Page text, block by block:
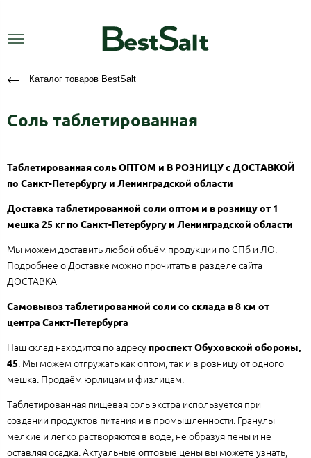
Каталог товаров BestSalt
Соль таблетированная
Таблетированная соль ОПТОМ и В РОЗНИЦУ с ДОСТАВКОЙ
по Санкт-Петербургу и Ленинградской области
Доставка таблетированной соли оптом и в розницу от 1
мешка 25 кг по Санкт-Петербургу и Ленинградской области
Мы можем доставить любой объём продукции по СПб и ЛО.
Подробнее о Доставке можно прочитать в разделе сайта
ДОСТАВКА
Самовывоз таблетированной соли со склада в 8 км от
центра Санкт-Петербурга
Наш склад находится по адресу проспект Обуховской обороны,
45. Мы можем отгружать как оптом, так и в розницу от одного
мешка. Продаём юрлицам и физлицам.
Таблетированная пищевая соль экстра используется при
создании продуктов питания и в промышленности. Гранулы
мелкие и легко растворяются в воде, не образуя пены и не
оставляя осадка. Актуальные оптовые цены вы можете узнать,